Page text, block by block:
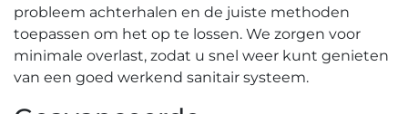
probleem achterhalen en de juiste methoden
toepassen om het op te lossen.​ We zorgen voor
minimale overlast, zodat u snel weer kunt genieten
van een goed werkend sanitair systeem.​